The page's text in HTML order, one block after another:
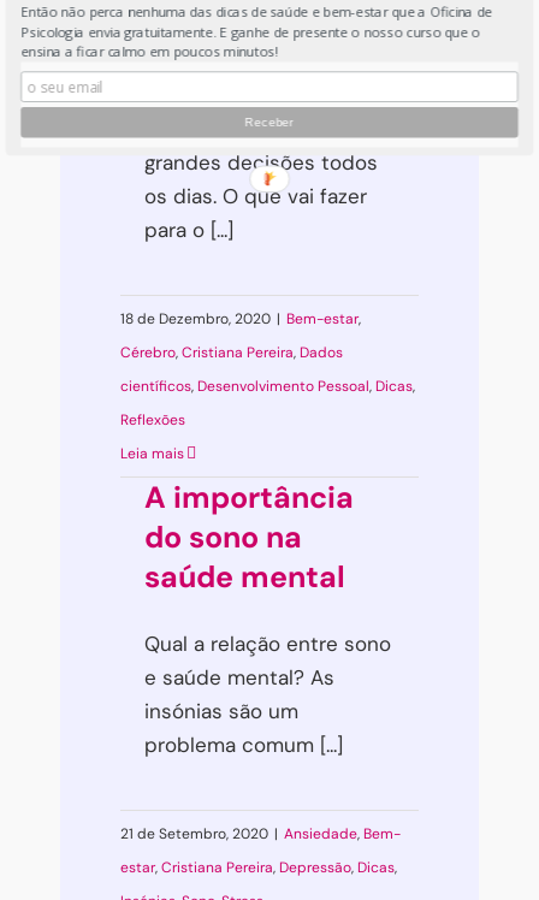
tomar uma
decisão?
Tomamos pequenas e
grandes decisões todos
os dias. O que vai fazer
para o [...]
18 de Dezembro, 2020 | Bem-estar,
Cérebro,Cristiana Pereira, Dados
científicos, Desenvolvimento Pessoal, Dicas,
Reflexões
Leia mais
A importância
do sono na
saúde mental
Qual a relação entre sono
e saúde mental? As
insónias são um
problema comum [...]
21 de Setembro, 2020 | Ansiedade, Bem-
estar,Cristiana Pereira, Depressão, Dicas,
Então não perca nenhuma das dicas de saúde e bem-estar que a Oficina de
Psicologia envia gratuitamente. E ganhe de presente o nosso curso que o
ensina a ficar calmo em poucos minutos!